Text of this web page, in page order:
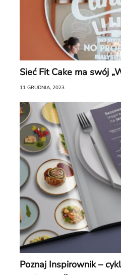
Sieć Fit Cake ma swój
11 GRUDNIA, 2023
Poznaj Inspirownik –